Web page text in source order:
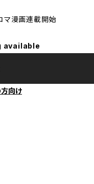
マ漫画連載開始
available
向け